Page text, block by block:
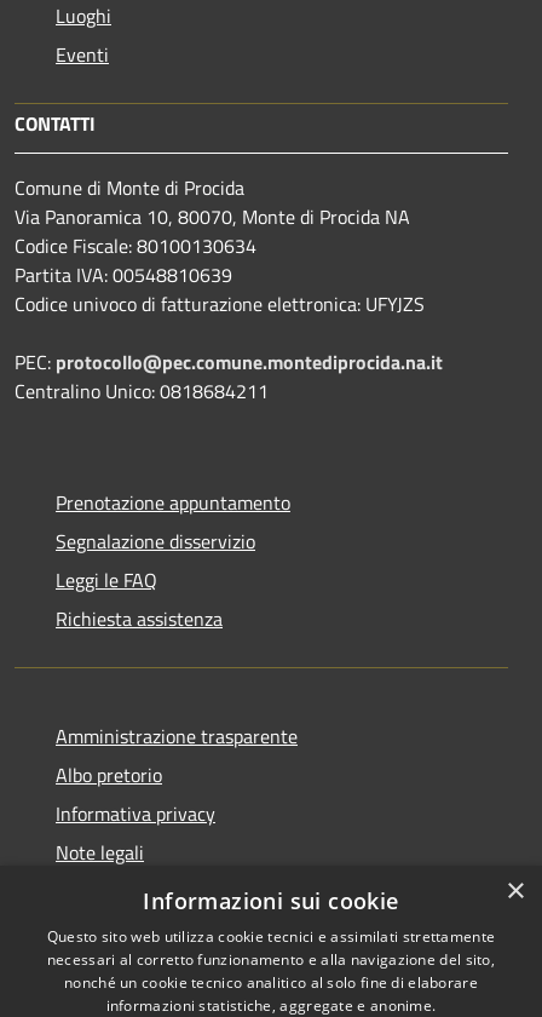
Luoghi
Eventi
CONTATTI
Comune di Monte di Procida
Via Panoramica 10, 80070, Monte di Procida NA
Codice Fiscale: 80100130634
Partita IVA: 00548810639
Codice univoco di fatturazione elettronica: UFYJZS
PEC: protocollo@pec.comune.montediprocida.na.it
Centralino Unico:0818684211
Prenotazione appuntamento
Segnalazione disservizio
Leggi le FAQ
Richiesta assistenza
Amministrazione trasparente
Albo pretorio
Informativa privacy
Note legali
Dichiarazione di accessibilità
×
Informazioni sui cookie
Questo sito web utilizza cookie tecnici e assimilati strettamente
necessari al corretto funzionamento e alla navigazione del sito,
nonché un cookie tecnico analitico al solo fine di elaborare
informazioni statistiche, aggregate e anonime.